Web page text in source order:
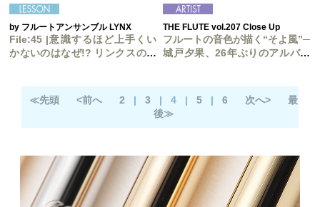
by フルートアンサンブル LYNX
File:45 |意識するほど上手くい
かないのはなぜ!? リンクスのフ
THE FLUTE vol.207 Close Up
フルートの音色が描く“そよ風”─
城戸夕果、26年ぶりのアルバム
≪先頭 <前へ 2 | 3 | 4| 5| 6 次へ>
最
後≫